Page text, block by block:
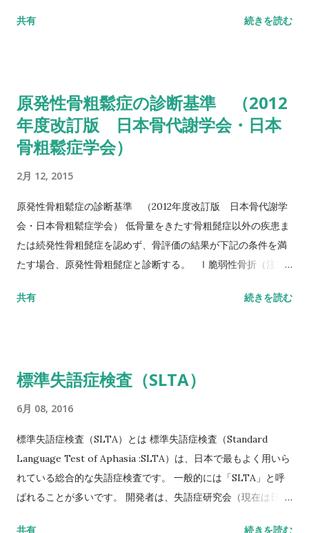
TUG（Timed Up to Go）テスト 方法 肘掛つきの椅子から立
詳しい評価方法はこちら記事を参照して下さい↓ タイムアップ
アンドゴーテスト TUG:Timed Up & Go Test 10m歩行テスト
方法 助走路（各3m）を含めた約16m（直線歩行路）を歩行し、
測する。 カットオフ 24.6秒：屋内歩行 11.6秒：屋外歩行 詳し
い評価方法はこちら記事を参照して下さい↓ 10メートル歩行テ
スト(10MWT)
共有 続きを読む
原発性骨粗鬆症の診断基準 （2012
年度改訂版 日本骨代謝学会・日本
骨粗鬆症学会）
2月 12, 2015
原発性骨粗鬆症の診断基準 （2012年度改訂版 日本骨代謝学
会・日本骨粗鬆症学会） 低骨量をきたす骨粗髭症以外の疾患ま
たは続発性骨粗髭症を認めず、骨評価の結果が下記の条件を満
たす場合、原発性骨粗髭症と診断する。 Ⅰ脆弱性骨折（注1）
の脆弱性骨折（注3）があり、骨密度（注4）がYAMの80％未満
性骨折、軽微な外力とは、立った姿勢からの転倒か、それ以下
を確認することが望ましい。 注3 そのほかの脆弱性骨折：軽微
な外力によって発生した非外傷性骨折で、骨折部位は肋骨、骨
盤（恥骨、坐骨、仙骨を含む）上腕骨近位部、焼骨遠位端、下
腿骨。 注4 骨密度は原則として腰椎または大腿骨近位部骨密度
共有 続きを読む
標準失語症検査（SLTA）
6月 08, 2016
標準失語症検査（SLTA）とは 標準失語症検査（Standard
Language Test of Aphasia :SLTA）は、日本で最もよく用いら
れている総合的な失語症検査です。 一般的には「SLTA」と呼
ばれることが多いです。 開発者は、失語症研究会（現在は日本
共有 続きを読む